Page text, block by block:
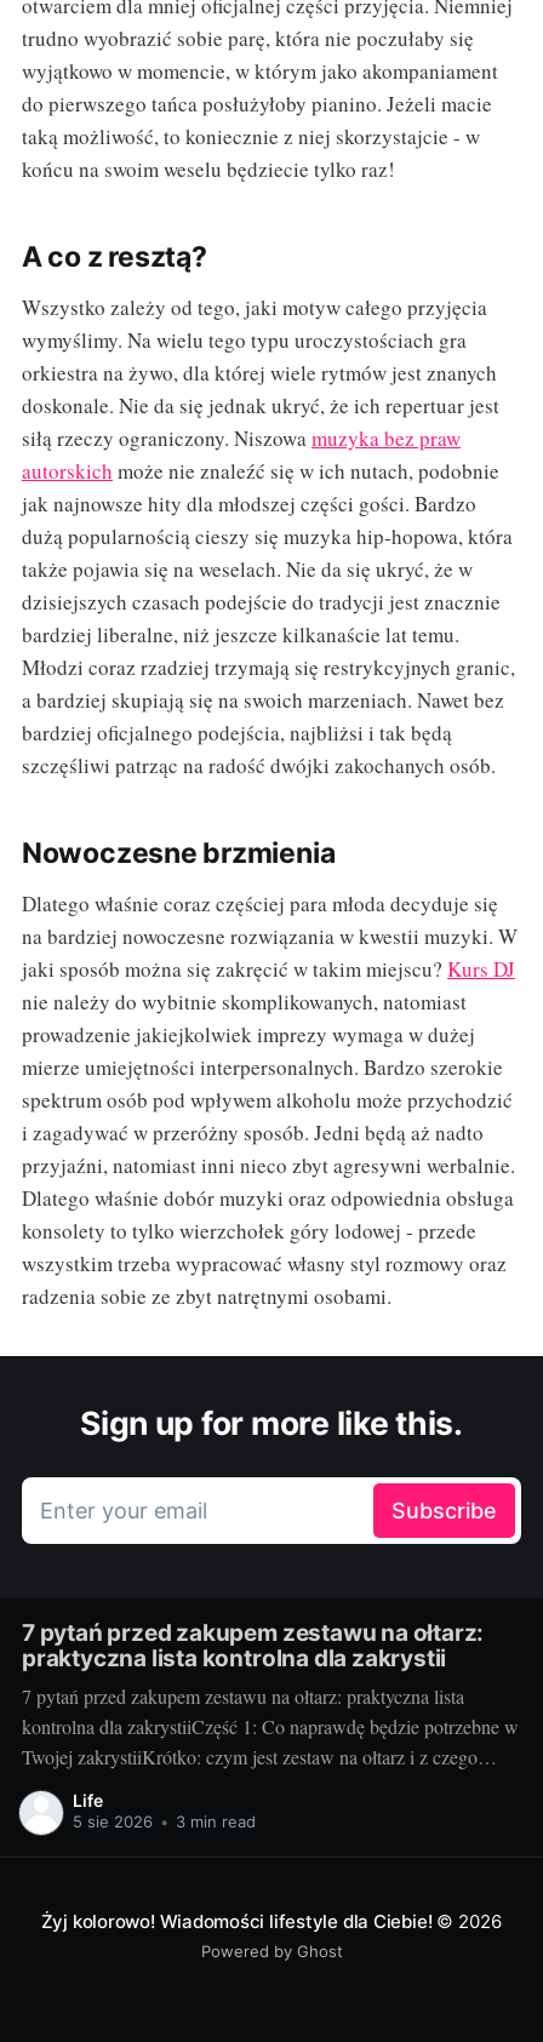
otwarciem dla mniej oficjalnej części przyjęcia. Niemniej
trudno wyobrazić sobie parę, która nie poczułaby się
wyjątkowo w momencie, w którym jako akompaniament
do pierwszego tańca posłużyłoby pianino. Jeżeli macie
taką możliwość, to koniecznie z niej skorzystajcie - w
końcu na swoim weselu będziecie tylko raz!
A co z resztą?
Wszystko zależy od tego, jaki motyw całego przyjęcia
wymyślimy. Na wielu tego typu uroczystościach gra
orkiestra na żywo, dla której wiele rytmów jest znanych
doskonale. Nie da się jednak ukryć, że ich repertuar jest
siłą rzeczy ograniczony. Niszowamuzyka bez praw
autorskich może nie znaleźć się w ich nutach, podobnie
jak najnowsze hity dla młodszej części gości. Bardzo
dużą popularnością cieszy się muzyka hip-hopowa, która
także pojawia się na weselach. Nie da się ukryć, że w
dzisiejszych czasach podejście do tradycji jest znacznie
bardziej liberalne, niż jeszcze kilkanaście lat temu.
Młodzi coraz rzadziej trzymają się restrykcyjnych granic,
a bardziej skupiają się na swoich marzeniach. Nawet bez
bardziej oficjalnego podejścia, najbliżsi i tak będą
szczęśliwi patrząc na radość dwójki zakochanych osób.
Nowoczesne brzmienia
Dlatego właśnie coraz częściej para młoda decyduje się
na bardziej nowoczesne rozwiązania w kwestii muzyki. W
jaki sposób można się zakręcić w takim miejscu? Kurs DJ
nie należy do wybitnie skomplikowanych, natomiast
prowadzenie jakiejkolwiek imprezy wymaga w dużej
mierze umiejętności interpersonalnych. Bardzo szerokie
spektrum osób pod wpływem alkoholu może przychodzić
i zagadywać w przeróżny sposób. Jedni będą aż nadto
przyjaźni, natomiast inni nieco zbyt agresywni werbalnie.
Dlatego właśnie dobór muzyki oraz odpowiednia obsługa
konsolety to tylko wierzchołek góry lodowej - przede
wszystkim trzeba wypracować własny styl rozmowy oraz
radzenia sobie ze zbyt natrętnymi osobami.
Sign up for more like this.
Enter your email Subscribe
7 pytań przed zakupem zestawu na ołtarz:
praktyczna lista kontrolna dla zakrystii
7 pytań przed zakupem zestawu na ołtarz: praktyczna lista
kontrolna dla zakrystiiCzęść 1: Co naprawdę będzie potrzebne w
Twojej zakrystiiKrótko: czym jest zestaw na ołtarz i z czego
zwykle się składa. Klasyczny zestaw to kielich z pateną, puszka
lub cyborium, lavabo (miseczka i dzbanuszek), tacka pod
Life
5 sie 2026 • 3 min read
Żyj kolorowo! Wiadomości lifestyle dla Ciebie! © 2026
Powered by Ghost